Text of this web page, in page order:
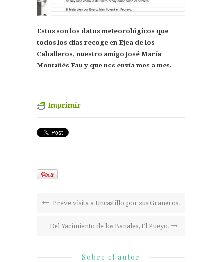
Estos son los datos meteorológicos que
todos los días recoge en Ejea de los
Caballeros, nuestro amigo José María
Montañés Fau y que nos envía mes a mes.
Imprimir
Breve visita a Uncastillo por sus Graneros.
Del Yacimiento de los Bañales, El Pueyo.
Sobre el autor